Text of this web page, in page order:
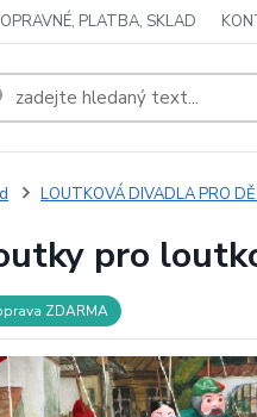
PLATBA, SKLAD
LOUTKOVÁ DIVADLA PRO
pro
ZDARMA